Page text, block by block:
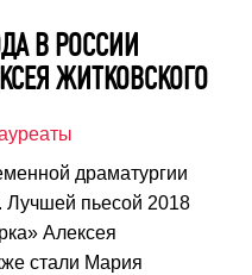
В РОССИИ
ЖИТКОВСКОГО
драматургии
Лучшей пьесой 2018
Алексея
стали Мария